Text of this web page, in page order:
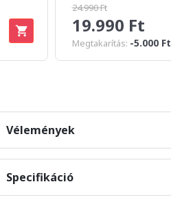
24.990 Ft
19.990 Ft
Megtakarítás: -5.000 Ft
Vélemények
Specifikáció